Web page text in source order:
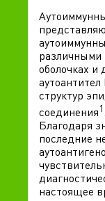
различными
оболочках
структур
соединения1.
Благодаря
последние
настоящее